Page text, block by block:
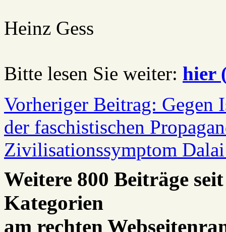
Heinz Gess
Bitte lesen Sie weiter: hier
Vorheriger Beitrag: Gegen
der faschistischen
Zivilisationssymptom
Weitere 800 Beiträge
Kategorien
am rechten